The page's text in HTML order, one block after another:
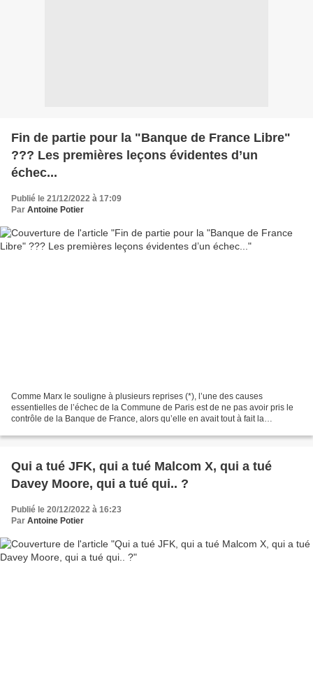
Fin de partie pour la "Banque de France Libre"
??? Les premières leçons évidentes d’un
échec...
Publié le 21/12/2022 à 17:09
Par Antoine Potier
Comme Marx le souligne à plusieurs reprises (*), l’une des causes
essentielles de l’échec de la Commune de Paris est de ne pas avoir pris le
contrôle de la Banque de France, alors qu’elle en avait tout à fait la
Qui a tué JFK, qui a tué Malcom X, qui a tué
Davey Moore, qui a tué qui.. ?
Publié le 20/12/2022 à 16:23
Par Antoine Potier